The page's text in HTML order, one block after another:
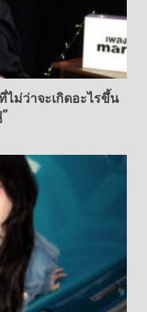
ม่ว่าจะเกิดอะไรขึ้น